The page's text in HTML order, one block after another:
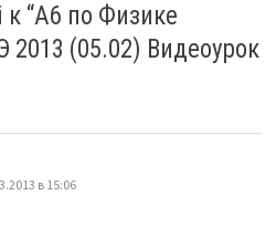
“А6 по Физике
2013 (05.02) Видеоурок
в 15:06